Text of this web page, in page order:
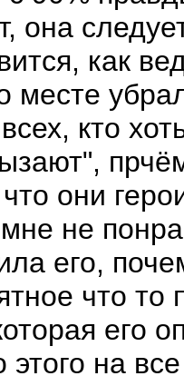
она
как
месте
кто
они
не
его,
что
его
на